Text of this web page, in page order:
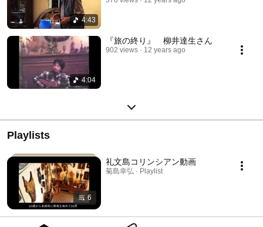
4:43
4:04
『旅の終り』 柳井達生さん
902 views 12 years ago
Playlists
6
礼文島コリンシアン動画
菊島幸弘 · Playlist